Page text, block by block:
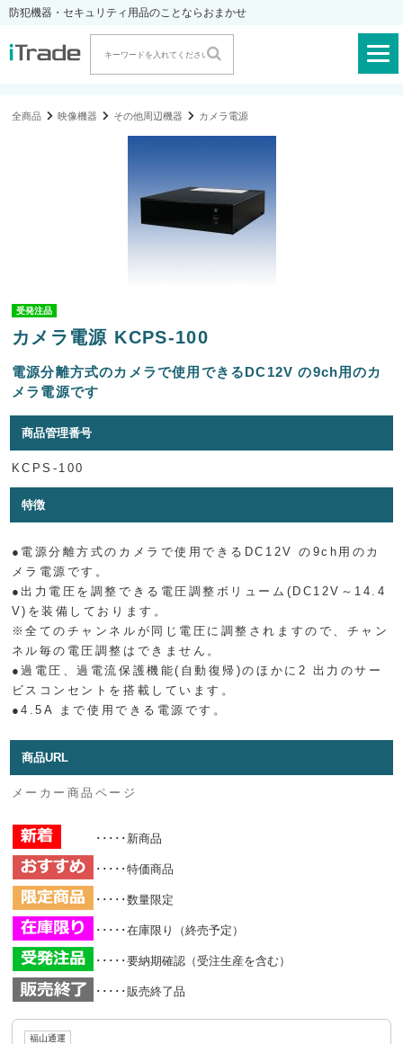
防犯機器・セキュリティ用品のことならおまかせ
全商品 映像機器 その他周辺機器 カメラ電源
受発注品
カメラ電源 KCPS-100
電源分離方式のカメラで使用できるDC12V の9ch用のカ
メラ電源です
商品管理番号
KCPS-100
特徴
●電源分離方式のカメラで使用できるDC12V の9ch用のカ
メラ電源です。
●出力電圧を調整できる電圧調整ボリューム(DC12V～14.4
V)を装備しております。
※全てのチャンネルが同じ電圧に調整されますので、チャン
ネル毎の電圧調整はできません。
●過電圧、過電流保護機能(自動復帰)のほかに2 出力のサー
ビスコンセントを搭載しています。
●4.5A まで使用できる電源です。
商品URL
メーカー商品ページ
･････新商品
･････特価商品
･････数量限定
･････在庫限り（終売予定）
･････要納期確認（受注生産を含む）
･････販売終了品
福山通運